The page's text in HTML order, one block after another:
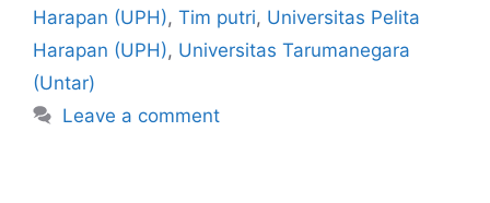
Harapan (UPH), Tim putri, Universitas Pelita
Harapan (UPH), Universitas Tarumanegara
(Untar)
Leave a comment